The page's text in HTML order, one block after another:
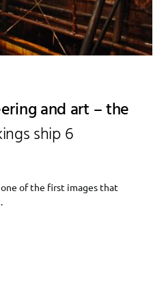
and art – the
ship 6
of the first images that